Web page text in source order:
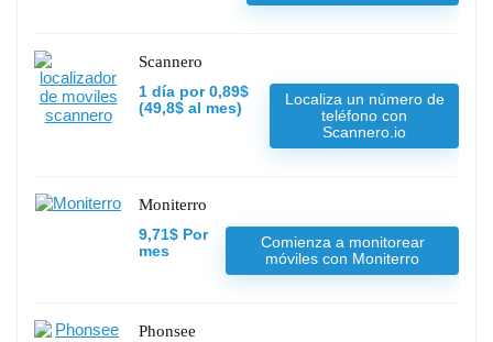
Scannero
1 día por 0,89$
(49,8$ al mes)
Localiza un número de
teléfono con
Scannero.io
Moniterro
9,71$ Por
mes
Comienza a monitorear
móviles con Moniterro
Phonsee